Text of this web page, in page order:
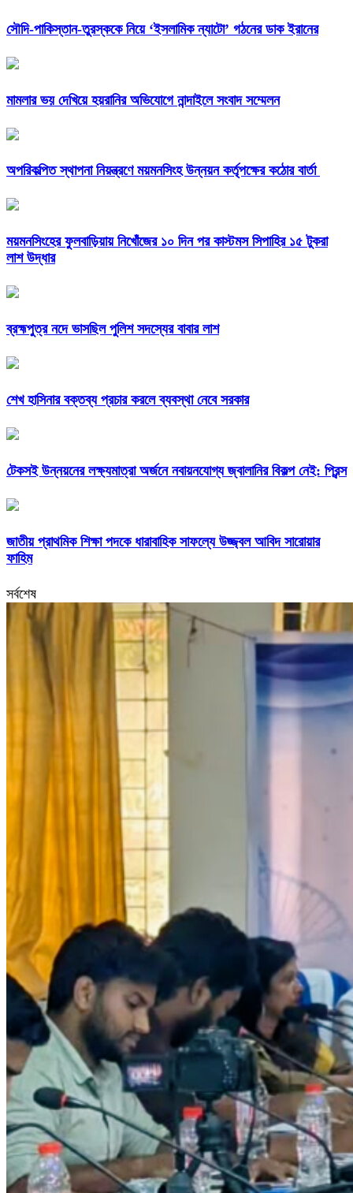
সৌদি-পাকিস্তান-তুরস্ককে নিয়ে ‘ইসলামিক ন্যাটো’ গঠনের ডাক ইরানের
মামলার ভয় দেখিয়ে হয়রানির অভিযোগে নান্দাইলে সংবাদ সম্মেলন
অপরিকল্পিত স্থাপনা নিয়ন্ত্রণে ময়মনসিংহ উন্নয়ন কর্তৃপক্ষের কঠোর বার্তা
ময়মনসিংহের ফুলবাড়িয়ায় নিখোঁজের ১০ দিন পর কাস্টমস সিপাহির ১৫ টুকরা
লাশ উদ্ধার
ব্রহ্মপুত্র নদে ভাসছিল পুলিশ সদস্যের বাবার লাশ
শেখ হাসিনার বক্তব্য প্রচার করলে ব্যবস্থা নেবে সরকার
টেকসই উন্নয়নের লক্ষ্যমাত্রা অর্জনে নবায়নযোগ্য জ্বালানির বিকল্প নেই: প্রিন্স
জাতীয় প্রাথমিক শিক্ষা পদকে ধারাবাহিক সাফল্যে উজ্জ্বল আবিদ সারোয়ার
ফাহিম
সর্বশেষ